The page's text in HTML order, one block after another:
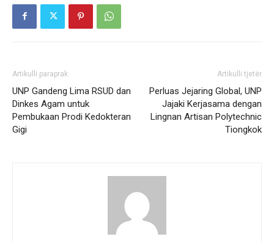
Artikulli paraprak
UNP Gandeng Lima RSUD dan
Dinkes Agam untuk
Pembukaan Prodi Kedokteran
Gigi
Artikulli tjetër
Perluas Jejaring Global, UNP
Jajaki Kerjasama dengan
Lingnan Artisan Polytechnic
Tiongkok